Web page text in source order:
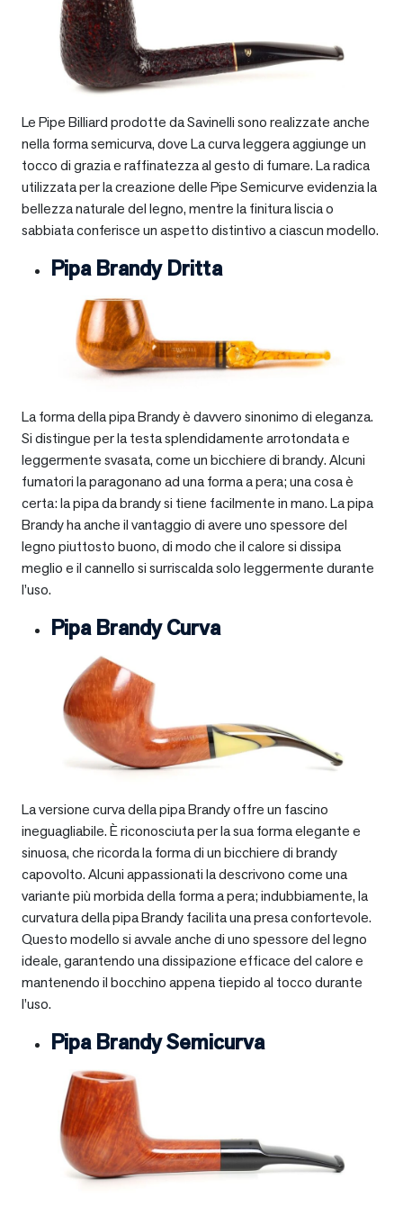
Le Pipe Billiard prodotte da Savinelli sono realizzate anche
nella forma semicurva, dove La curva leggera aggiunge un
tocco di grazia e raffinatezza al gesto di fumare. La radica
utilizzata per la creazione delle Pipe Semicurve evidenzia la
bellezza naturale del legno, mentre la finitura liscia o
sabbiata conferisce un aspetto distintivo a ciascun modello.
Pipa Brandy Dritta
La forma della pipa Brandy è davvero sinonimo di eleganza.
Si distingue per la testa splendidamente arrotondata e
leggermente svasata, come un bicchiere di brandy. Alcuni
fumatori la paragonano ad una forma a pera; una cosa è
certa: la pipa da brandy si tiene facilmente in mano. La pipa
Brandy ha anche il vantaggio di avere uno spessore del
legno piuttosto buono, di modo che il calore si dissipa
meglio e il cannello si surriscalda solo leggermente durante
l’uso.
Pipa Brandy Curva
La versione curva della pipa Brandy offre un fascino
ineguagliabile. È riconosciuta per la sua forma elegante e
sinuosa, che ricorda la forma di un bicchiere di brandy
capovolto. Alcuni appassionati la descrivono come una
variante più morbida della forma a pera; indubbiamente, la
curvatura della pipa Brandy facilita una presa confortevole.
Questo modello si avvale anche di uno spessore del legno
ideale, garantendo una dissipazione efficace del calore e
mantenendo il bocchino appena tiepido al tocco durante
l’uso.
Pipa Brandy Semicurva